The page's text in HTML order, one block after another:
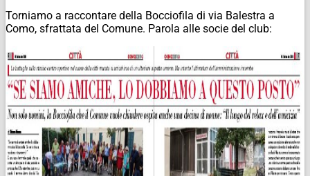
Torniamo a raccontare della Bocciofila di via Balestra a
Como, sfrattata del Comune. Parola alle socie del club: